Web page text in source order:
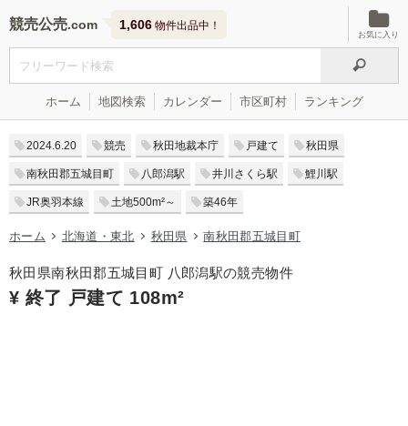
競売公売 1,606 物件出品中！
お気に入り
ホーム 地図検索 カレンダー 市区町村 ランキング
2024.6.20 競売 秋田地裁本庁 戸建て 秋田県
南秋田郡五城目町 八郎潟駅 井川さくら駅 鯉川駅
JR奥羽本線 土地500m²～ 築46年
ホーム 北海道・東北 秋田県 南秋田郡五城目町
秋田県南秋田郡五城目町 八郎潟駅の競売物件
¥ 終了 戸建て 108m²